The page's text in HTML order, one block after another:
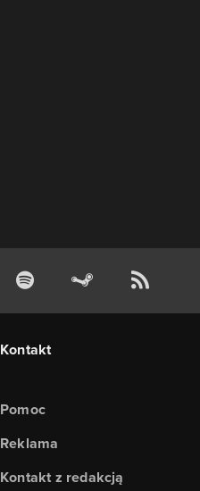
Kontakt
Pomoc
Reklama
Kontakt z redakcją